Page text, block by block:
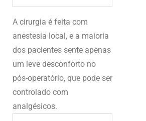
A cirurgia é feita com
anestesia local, e a maioria
dos pacientes sente apenas
um leve desconforto no
pós-operatório, que pode ser
controlado com
analgésicos.